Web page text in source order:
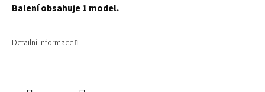
Balení obsahuje 1 model.
Detailní informace